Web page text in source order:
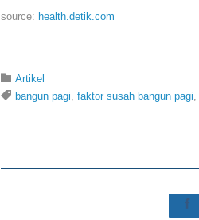
source: health.detik.com
 Category
Artikel
 Tags
bangun pagi faktor susah bangun pagi
